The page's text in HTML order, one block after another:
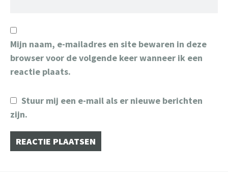
Mijn naam, e-mailadres en site bewaren in deze
browser voor de volgende keer wanneer ik een
reactie plaats.
Stuur mij een e-mail als er nieuwe berichten
zijn.